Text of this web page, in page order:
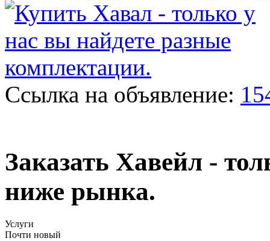
Ссылка на объявление:
Заказать Хавейл -
ниже рынка.
Услуги
Почти новый